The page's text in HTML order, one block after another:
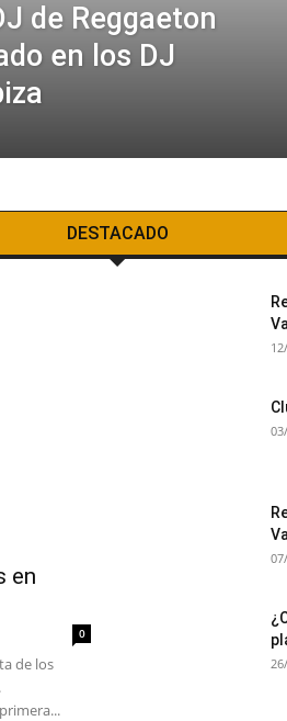
de Reggaeton
en los DJ
DESTACADO
en
0
de los